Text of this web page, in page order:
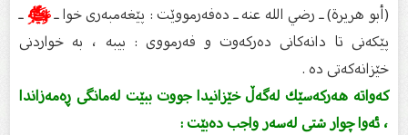
(أبو هريرة) ـ رضي الله عنه ـ ده‌فه‌رمووێت : پێغه‌مبه‌رى خوا ـﷺـ
پێكه‌نى تا دانه‌كانى ده‌ركه‌وت و فه‌رمووى : بیبه‌ ، به‌ خواردنى
خێزانه‌كه‌تى ده‌ .
كه‌واته‌ هه‌ركه‌سێك له‌گه‌ڵ خێزانیدا جووت ببێت له‌مانگی ڕه‌مه‌زاندا
، ئه‌وا چوار شتی له‌سه‌ر واجب ده‌بێت :